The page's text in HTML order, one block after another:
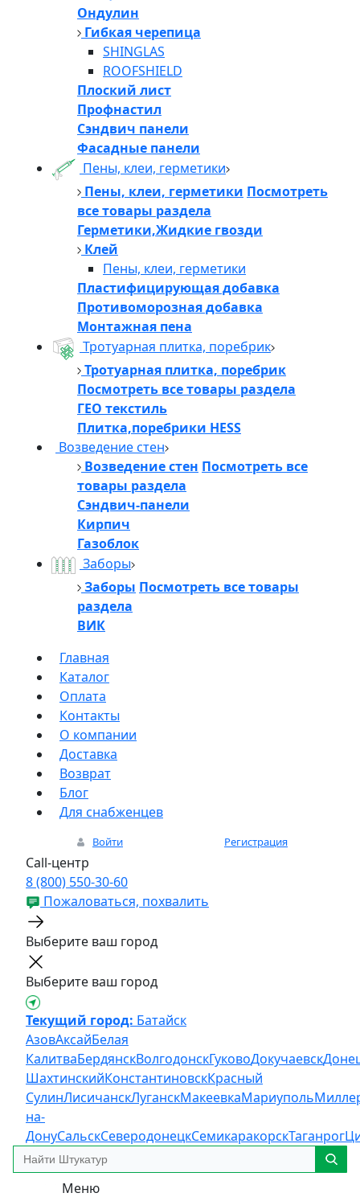
Ондулин
Гибкая черепица
SHINGLAS
ROOFSHIELD
Плоский лист
Профнастил
Сэндвич панели
Фасадные панели
Пены, клеи, герметики
Пены, клеи, герметики Посмотреть
все товары раздела
Герметики,Жидкие гвозди
Клей
Пены, клеи, герметики
Пластифицирующая добавка
Противоморозная добавка
Монтажная пена
Тротуарная плитка, поребрик
Тротуарная плитка, поребрик
Посмотреть все товары раздела
ГЕО текстиль
Плитка,поребрики HESS
Возведение стен
Возведение стен Посмотреть все
товары раздела
Сэндвич-панели
Кирпич
Газоблок
Заборы
Заборы Посмотреть все товары
раздела
ВИК
Главная
Каталог
Оплата
Контакты
О компании
Доставка
Возврат
Блог
Для снабженцев
Войти Регистрация
Call-центр
8 (800) 550-30-60
Пожаловаться, похвалить
Выберите ваш город
Выберите ваш город
Текущий город: Батайск
АзовАксайБелая
КалитваБердянскВолгодонскГуковоДокучаевск
ШахтинскийКонстантиновскКрасный
СулинЛисичанскЛуганскМакеевкаМариуполь
на-
ДонуСальскСеверодонецкСемикаракорскТаганрог
Меню